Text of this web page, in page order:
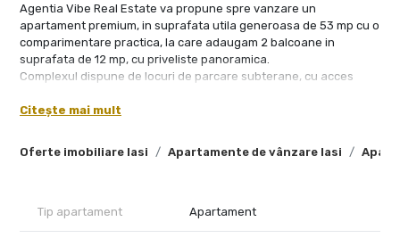
Oferte imobiliare Iasi Apartamente de vânzare Iasi
Agentia Vibe Real Estate va propune spre vanzare un
apartament premium, in suprafata utila generoasa de 53 mp cu o
comparimentare practica, la care adaugam 2 balcoane in
suprafata de 12 mp, cu priveliste panoramica.
Complexul dispune de locuri de parcare subterane, cu acces
La capitolul finisaje s-au folosit materiale premium dintre care
-Incalzire in pardoseala TECE
Iluminat led cu senzori de prezenta in scara
Panou dus tip walk-in cu sticla securizata
Usi marca PINUM si NUSCO – ITALIA
Citește mai mult
Tip apartament Apartament